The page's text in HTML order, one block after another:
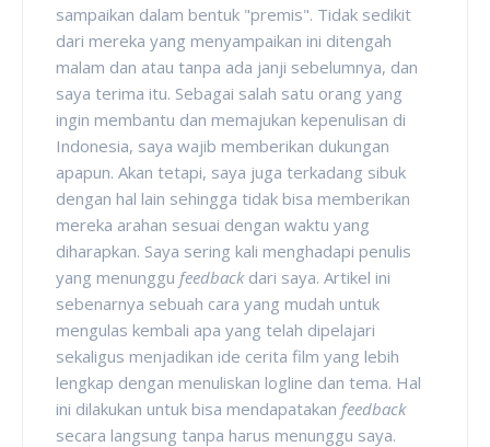
sampaikan dalam bentuk "premis". Tidak sedikit
dari mereka yang menyampaikan ini ditengah
malam dan atau tanpa ada janji sebelumnya, dan
saya terima itu. Sebagai salah satu orang yang
ingin membantu dan memajukan kepenulisan di
Indonesia, saya wajib memberikan dukungan
apapun. Akan tetapi, saya juga terkadang sibuk
dengan hal lain sehingga tidak bisa memberikan
mereka arahan sesuai dengan waktu yang
diharapkan. Saya sering kali menghadapi penulis
yang menunggu feedback dari saya. Artikel ini
sebenarnya sebuah cara yang mudah untuk
mengulas kembali apa yang telah dipelajari
sekaligus menjadikan ide cerita film yang lebih
lengkap dengan menuliskan logline dan tema. Hal
ini dilakukan untuk bisa mendapatakan feedback
secara langsung tanpa harus menunggu saya.